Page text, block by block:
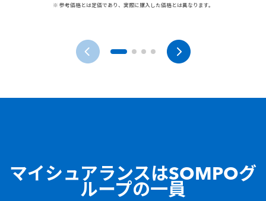
※ 参考価格とは定価であり、実際に購入した価格とは異なります。
マイシュアランスはSOMPOグ
ループの一員